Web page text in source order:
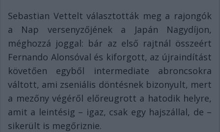
Sebastian Vettelt választották meg a rajongók
a Nap versenyzőjének a Japán Nagydíjon,
méghozzá joggal: bár az első rajtnál összeért
Fernando Alonsóval és kiforgott, az újraindítást
követően egyből intermediate abroncsokra
váltott, ami zseniális döntésnek bizonyult, mert
a mezőny végéről előreugrott a hatodik helyre,
amit a leintésig – igaz, csak egy hajszállal, de –
sikerült is megőriznie.